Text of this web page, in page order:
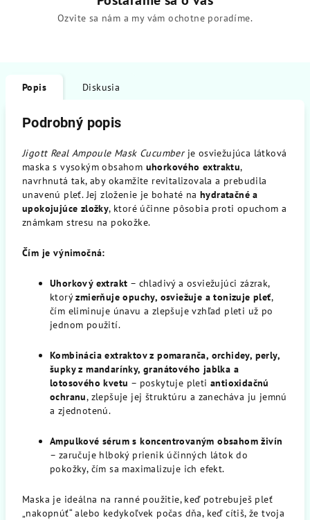
Ozvite sa nám a my vám ochotne poradíme.
Popis Diskusia
Podrobný popis
Jigott Real Ampoule Mask Cucumberje osviežujúca látková
maska s vysokým obsahom uhorkového extraktu,
navrhnutá tak, aby okamžite revitalizovala a prebudila
unavenú pleť. Jej zloženie je bohaté na hydratačné a
upokojujúce zložky, ktoré účinne pôsobia proti opuchom a
známkam stresu na pokožke.
Čím je výnimočná:
Uhorkový extrakt – chladivý a osviežujúci zázrak,
ktorýzmierňuje opuchy, osviežuje a tonizuje pleť,
čím eliminuje únavu a zlepšuje vzhľad pleti už po
jednom použití.
Kombinácia extraktov z pomaranča, orchidey, perly,
šupky z mandarínky, granátového jablka a
lotosového kvetu – poskytuje pletiantioxidačnú
ochranu, zlepšuje jej štruktúru a zanecháva ju jemnú
a zjednotenú.
Ampulkové sérum s koncentrovaným obsahom živín
– zaručuje hlboký prienik účinných látok do
pokožky, čím sa maximalizuje ich efekt.
Maska je ideálna na ranné použitie, keď potrebuješ pleť
„nakopnúť“ alebo kedykoľvek počas dňa, keď cítiš, že tvoja